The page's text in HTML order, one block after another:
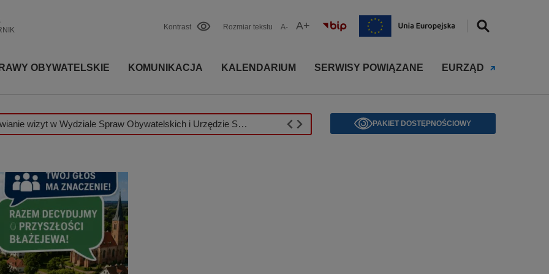
Kontrast Rozmiar tekstu A- A+
OBYWATELSKIE KOMUNIKACJA KALENDARIUM SERWISY POWIĄZANE EURZĄD
na oszustów! Uwaga na włamywaczy! PAKIET DOSTĘPNOŚCIOWY